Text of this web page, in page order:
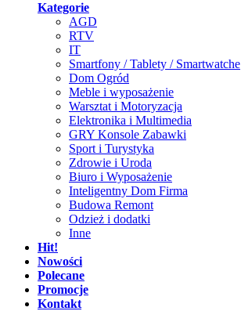
Kategorie
AGD
RTV
IT
Smartfony / Tablety / Smartwatche
Dom Ogród
Meble i wyposażenie
Warsztat i Motoryzacja
Elektronika i Multimedia
GRY Konsole Zabawki
Sport i Turystyka
Zdrowie i Uroda
Biuro i Wyposażenie
Inteligentny Dom Firma
Budowa Remont
Odzież i dodatki
Inne
Hit!
Nowości
Polecane
Promocje
Kontakt